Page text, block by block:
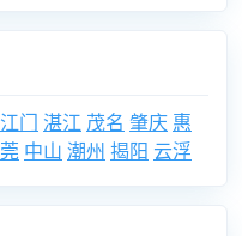
江门 湛江 茂名 肇庆 惠
中山 潮州 揭阳 云浮